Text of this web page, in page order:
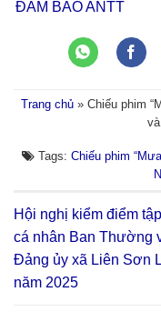
ĐẢM BẢO ANTT
Trang chủ » Chiếu phim
Tags: Chiếu phim
Hội nghị kiểm điểm
cá nhân Ban Thường
Đảng ủy xã Liên Sơn
năm 2025